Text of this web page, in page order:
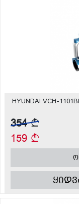
HYUNDAI VCH-
354
159